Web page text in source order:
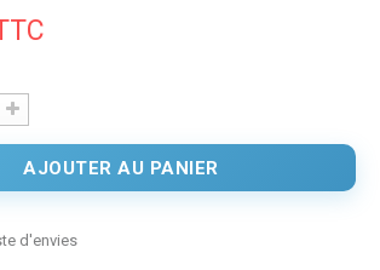
AJOUTER AU PANIER
d'envies